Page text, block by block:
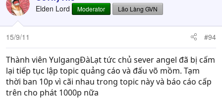
Elden Lord Moderator Lão Làng GVN
15/9/11 #94
Thành viên YulgangĐàLạt tức chủ sever angel đã bị cấm
lại tiếp tục lập topic quảng cáo và đấu võ mồm. Tạm
thời ban 10p vì cãi nhau trong topic này và báo cáo cấp
trên cho phát 1000p nữa